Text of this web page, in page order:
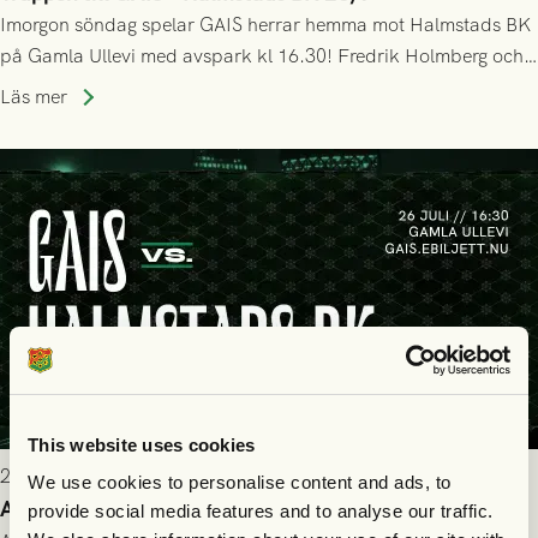
This website uses cookies
We use cookies to personalise content and ads, to
provide social media features and to analyse our traffic.
Imorgon söndag spelar GAIS herrar hemma mot Halmstads BK
på Gamla Ullevi med avspark kl 16.30! Fredrik Holmberg och
ledarstaben har tagit ut följande trupp till matchen:
Läs mer
2026-07-25 9:00
Allt du behöver veta inför GAIS - Halmstads BK 26/7